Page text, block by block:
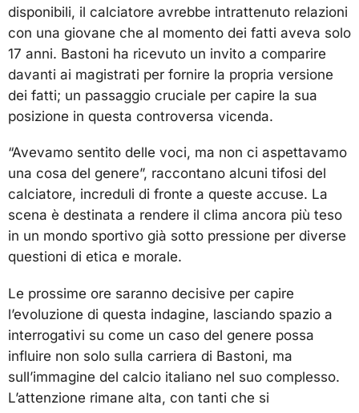
disponibili, il calciatore avrebbe intrattenuto relazioni
con una giovane che al momento dei fatti aveva solo
17 anni. Bastoni ha ricevuto un invito a comparire
davanti ai magistrati per fornire la propria versione
dei fatti; un passaggio cruciale per capire la sua
posizione in questa controversa vicenda.
“Avevamo sentito delle voci, ma non ci aspettavamo
una cosa del genere”, raccontano alcuni tifosi del
calciatore, increduli di fronte a queste accuse. La
scena è destinata a rendere il clima ancora più teso
in un mondo sportivo già sotto pressione per diverse
questioni di etica e morale.
Le prossime ore saranno decisive per capire
l’evoluzione di questa indagine, lasciando spazio a
interrogativi su come un caso del genere possa
influire non solo sulla carriera di Bastoni, ma
sull’immagine del calcio italiano nel suo complesso.
L’attenzione rimane alta, con tanti che si